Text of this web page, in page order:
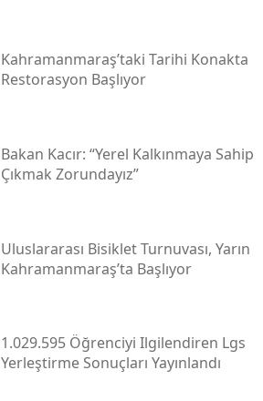
Kahramanmaraş’taki Tarihi Konakta
Restorasyon Başlıyor
Bakan Kacır: “yerel Kalkınmaya Sahip
Çıkmak Zorundayız”
Uluslararası Bisiklet Turnuvası, Yarın
Kahramanmaraş’ta Başlıyor
1.029.595 Öğrenciyi Ilgilendiren Lgs
Yerleştirme Sonuçları Yayınlandı